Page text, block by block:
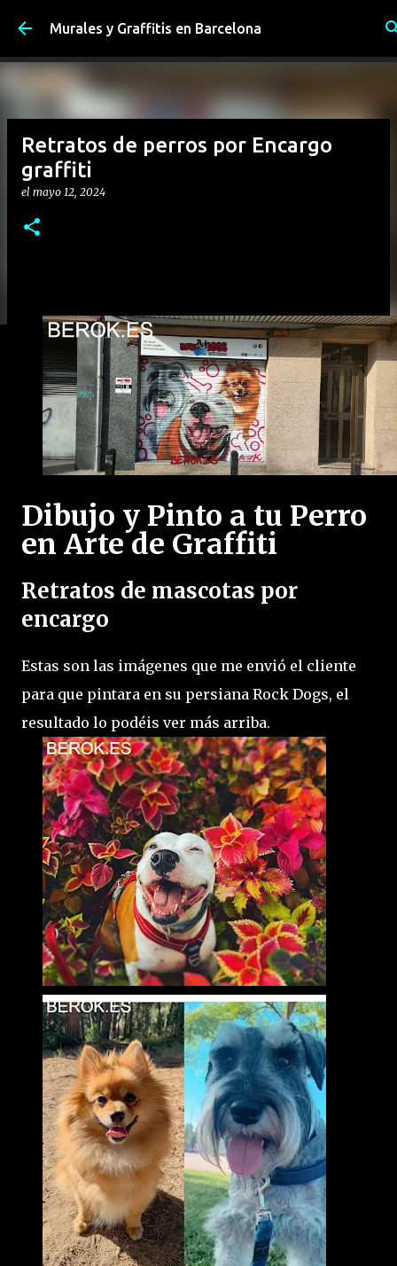
Ir al contenido principal
Murales y Graffitis en Barcelona
Retratos de perros por Encargo
graffiti
el mayo 12, 2024
Dibujo y Pinto a tu Perro
en Arte de Graffiti
Retratos de mascotas por
encargo
Estas son las imágenes que me envió el cliente
para que pintara en su persiana Rock Dogs, el
resultado lo podéis ver más arriba.